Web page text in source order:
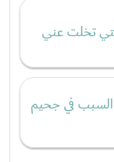
تخلت عني
السبب في جحيم